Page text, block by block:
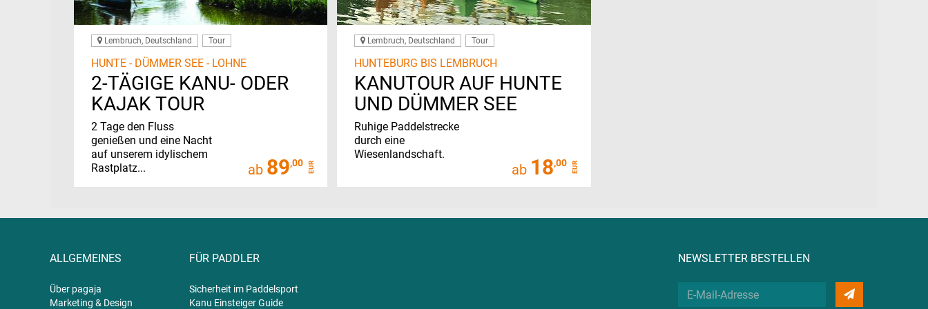
Lembruch, Deutschland Tour
HUNTE - DÜMMER SEE - LOHNE
2-TÄGIGE KANU- ODER
KAJAK TOUR
2 Tage den Fluss
genießen und eine Nacht
auf unserem idylischem
Rastplatz...
ab 89,00 EUR
Lembruch, Deutschland Tour
HUNTEBURG BIS LEMBRUCH
KANUTOUR AUF HUNTE
UND DÜMMER SEE
Ruhige Paddelstrecke
durch eine
Wiesenlandschaft.
ab 18,00 EUR
ALLGEMEINES
Über pagaja
Marketing & Design
FÜR PADDLER
Sicherheit im Paddelsport
Kanu Einsteiger Guide
NEWSLETTER BESTELLEN
Deine
E-